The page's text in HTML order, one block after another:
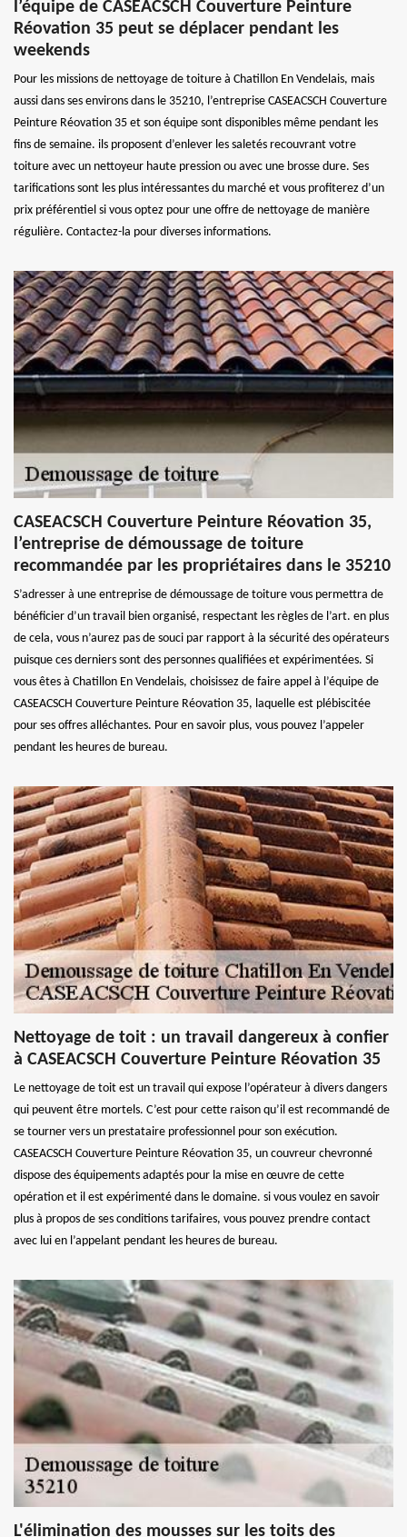
l’équipe de CASEACSCH Couverture Peinture
Réovation 35 peut se déplacer pendant les
weekends
Pour les missions de nettoyage de toiture à Chatillon En Vendelais, mais
aussi dans ses environs dans le 35210, l’entreprise CASEACSCH Couverture
Peinture Réovation 35 et son équipe sont disponibles même pendant les
fins de semaine. ils proposent d’enlever les saletés recouvrant votre
toiture avec un nettoyeur haute pression ou avec une brosse dure. Ses
tarifications sont les plus intéressantes du marché et vous profiterez d’un
prix préférentiel si vous optez pour une offre de nettoyage de manière
régulière. Contactez-la pour diverses informations.
CASEACSCH Couverture Peinture Réovation 35,
l’entreprise de démoussage de toiture
recommandée par les propriétaires dans le 35210
S’adresser à une entreprise de démoussage de toiture vous permettra de
bénéficier d’un travail bien organisé, respectant les règles de l’art. en plus
de cela, vous n’aurez pas de souci par rapport à la sécurité des opérateurs
puisque ces derniers sont des personnes qualifiées et expérimentées. Si
vous êtes à Chatillon En Vendelais, choisissez de faire appel à l’équipe de
CASEACSCH Couverture Peinture Réovation 35, laquelle est plébiscitée
pour ses offres alléchantes. Pour en savoir plus, vous pouvez l’appeler
pendant les heures de bureau.
Nettoyage de toit : un travail dangereux à confier
à CASEACSCH Couverture Peinture Réovation 35
Le nettoyage de toit est un travail qui expose l’opérateur à divers dangers
qui peuvent être mortels. C’est pour cette raison qu’il est recommandé de
se tourner vers un prestataire professionnel pour son exécution.
CASEACSCH Couverture Peinture Réovation 35, un couvreur chevronné
dispose des équipements adaptés pour la mise en œuvre de cette
opération et il est expérimenté dans le domaine. si vous voulez en savoir
plus à propos de ses conditions tarifaires, vous pouvez prendre contact
avec lui en l’appelant pendant les heures de bureau.
L'élimination des mousses sur les toits des